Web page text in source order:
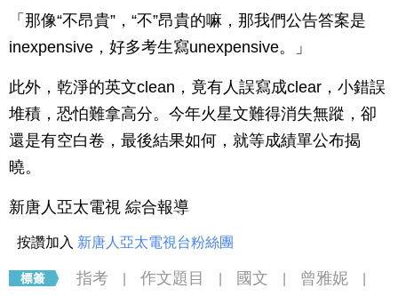
「那像“不昂貴”，“不”昂貴的嘛，那我們公告答案是
inexpensive，好多考生寫unexpensive。」
此外，乾淨的英文clean，竟有人誤寫成clear，小錯誤
堆積，恐怕難拿高分。今年火星文難得消失無蹤，卻
還是有空白卷，最後結果如何，就等成績單公布揭
曉。
新唐人亞太電視 綜合報導
按讚加入 新唐人亞太電視台粉絲團
指考 作文題目 國文 曾雅妮